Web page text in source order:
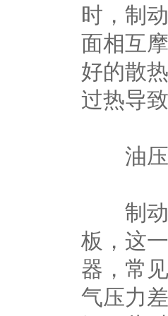
时，制
面相互
好的散
过热导
油压
制动
板，这
器，常
气压力